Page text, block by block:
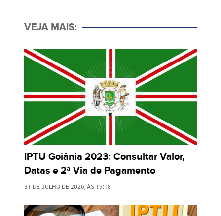
VEJA MAIS:
IPTU Goiânia 2023: Consultar Valor,
Datas e 2ª Via de Pagamento
31 DE JULHO DE 2026 , ÀS 19:18